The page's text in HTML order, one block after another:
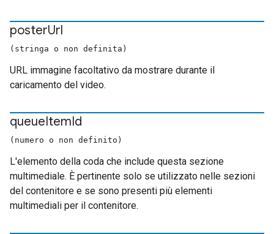
posterUrl
(stringa o non definita)
URL immagine facoltativo da mostrare durante il
caricamento del video.
queueItemId
(numero o non definito)
L'elemento della coda che include questa sezione
multimediale. È pertinente solo se utilizzato nelle sezioni
del contenitore e se sono presenti più elementi
multimediali per il contenitore.